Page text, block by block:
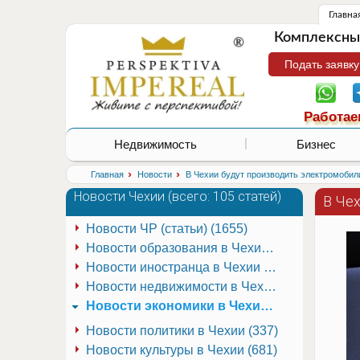
Подать
Недвижимость Бизнес
Главная › Новости › В Чехии будут производить
В
Новости Чехии (всего: 105 статей)
Новости иностранца в Чехии (223)
Новости культуры в Чехии (681)
Новости недвижимости в Чехии (337)
Новости образования в Чехии (251)
Новости политики в Чехии (337)
Новости ЧР (статьи) (1655)
Новости экономики в Чехии (941)